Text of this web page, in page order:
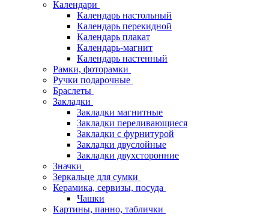
Календари
Календарь настольный
Календарь перекидной
Календарь плакат
Календарь-магнит
Календарь настенный
Рамки, фоторамки
Ручки подарочные
Браслеты
Закладки
Закладки магнитные
Закладки переливающиеся
Закладки с фурнитурой
Закладки двуслойные
Закладки двухсторонние
Значки
Зеркальце для сумки
Керамика, сервизы, посуда
Чашки
Картины, панно, таблички